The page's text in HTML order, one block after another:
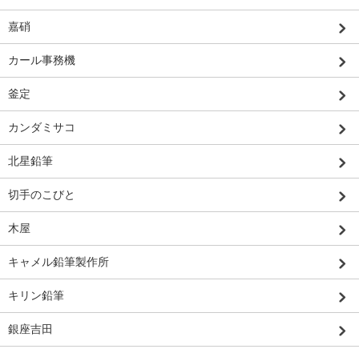
嘉硝
カール事務機
釜定
カンダミサコ
北星鉛筆
切手のこびと
木屋
キャメル鉛筆製作所
キリン鉛筆
銀座吉田